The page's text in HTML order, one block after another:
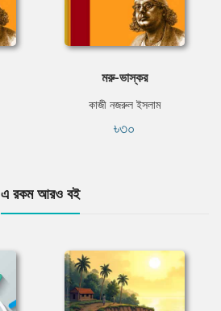
মরু-ভাস্কর
কাজী নজরুল ইসলাম
৳৩০
এ রকম আরও বই